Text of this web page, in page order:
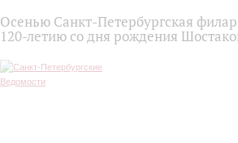
Осенью Санкт-Петербургская
120‑летию со дня рождения